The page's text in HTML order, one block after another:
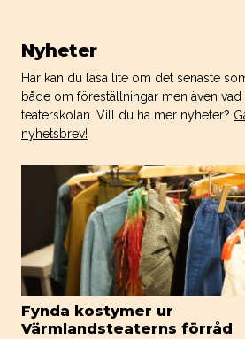
Nyheter
Här kan du läsa lite om det senaste
både om föreställningar men även
teaterskolan. Vill du ha mer nyheter?
nyhetsbrev!
Fynda kostymer ur
Värmlandsteaterns förråd